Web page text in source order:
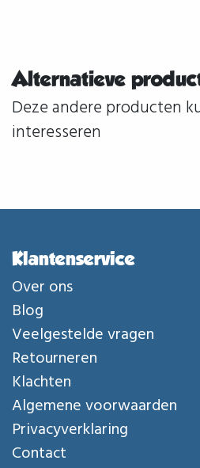
Alternatieve
Deze andere producten
interesseren
Klantenservice
Over ons
Blog
Veelgestelde vragen
Retourneren
Klachten
Algemene voorwaarden
Privacyverklaring
Contact